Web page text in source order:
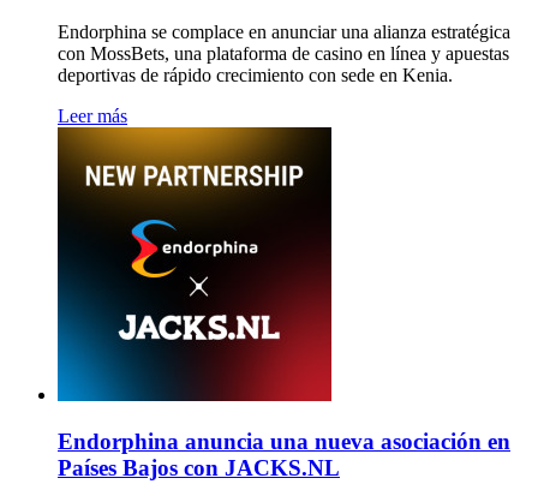
Endorphina se complace en anunciar una alianza estratégica
con MossBets, una plataforma de casino en línea y apuestas
deportivas de rápido crecimiento con sede en Kenia.
Leer más
Endorphina anuncia una nueva asociación en
Países Bajos con JACKS.NL